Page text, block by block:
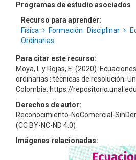
Programas de estudio asociados
Recurso para aprender:
Física
Formación Disciplinar
Ordinarias
Para citar este recurso:
Moya, L y Rojas, E. (2020).
ordinarias : técnicas de resolución.
Colombia. https://
Derechos de autor:
Reconocimiento-NoComercial-
(CC BY-NC-ND 4.0)
Imágenes relacionadas: